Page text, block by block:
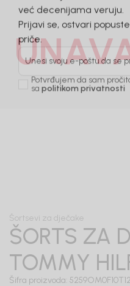
Šortsevi za dječake
ŠORTS ZA
TOMMY
Šifra proizvoda: 5259OM0F10T12
Generacije rastu uz
već decenijama veruju.
Prijavi se, ostvari
priče.
Unesi svoju e-poštu da se
Potvrđujem da sam